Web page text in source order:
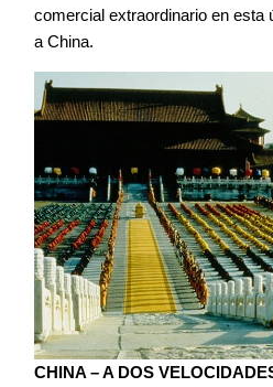
comercial extraordinario en esta
a China.
CHINA – A DOS